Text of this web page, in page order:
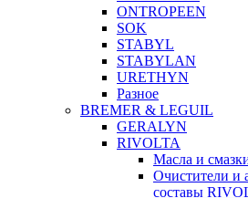
ONTROPEEN
SOK
STABYL
STABYLAN
URETHYN
Разное
BREMER & LEGUIL
GERALYN
RIVOLTA
Масла и
Очистители и
составы